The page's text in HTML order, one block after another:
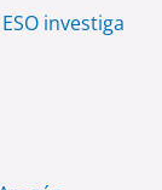
investiga